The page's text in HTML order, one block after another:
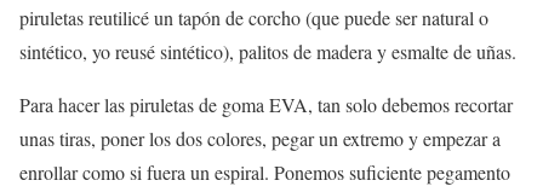
piruletas reutilicé un tapón de corcho (que puede ser natural o
sintético, yo reusé sintético), palitos de madera y esmalte de uñas.
Para hacer las piruletas de goma EVA, tan solo debemos recortar
unas tiras, poner los dos colores, pegar un extremo y empezar a
enrollar como si fuera un espiral. Ponemos suficiente pegamento